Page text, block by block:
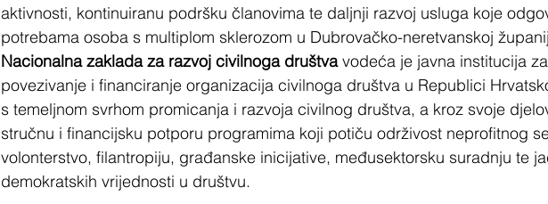
aktivnosti, kontinuiranu podršku članovima te daljnji razvoj usluga koje
potrebama osoba s multiplom sklerozom u Dubrovačko-neretvanskoj
Nacionalna zaklada za razvoj civilnoga društva vodeća je javna institucija
povezivanje i financiranje organizacija civilnoga društva u Republici
s temeljnom svrhom promicanja i razvoja civilnog društva, a kroz svoje
stručnu i financijsku potporu programima koji potiču održivost neprofitnog
volonterstvo, filantropiju, građanske inicijative, međusektorsku suradnju te
demokratskih vrijednosti u društvu.